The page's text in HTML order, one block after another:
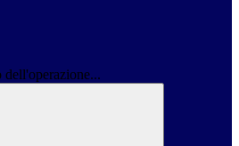
dell'operazione...